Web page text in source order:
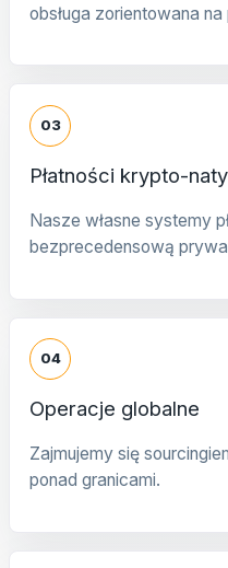
obsługa zorientowana
03
Płatności krypto-
Nasze własne systemy
bezprecedensową
04
Operacje globalne
Zajmujemy się
ponad granicami.